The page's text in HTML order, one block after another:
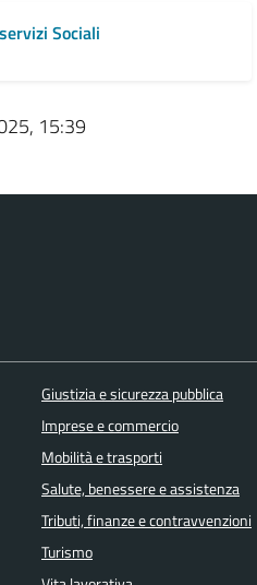
Sociali
15:39
Giustizia e sicurezza pubblica
Imprese e commercio
Mobilità e trasporti
Salute, benessere e assistenza
Tributi, finanze e contravvenzioni
Turismo